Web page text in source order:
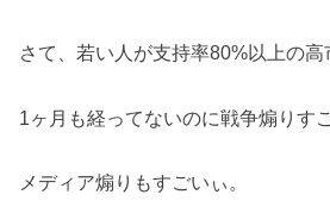
さて、若い人が支持率80%以上の高
1ヶ月も経ってないのに戦争煽りす
メディア煽りもすごいぃ。